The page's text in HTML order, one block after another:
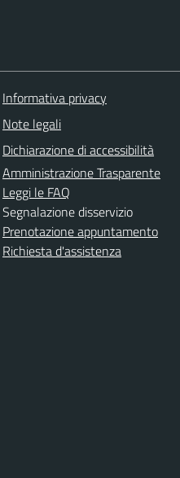
Informativa privacy
Note legali
Dichiarazione di accessibilità
Amministrazione Trasparente
Leggi le FAQ
Segnalazione disservizio
Prenotazione appuntamento
Richiesta d'assistenza